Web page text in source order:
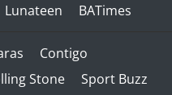
Lunateen BATimes
Contigo
Stone
Sport Buzz